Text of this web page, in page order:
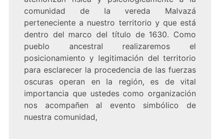
comunidad de la vereda Malvazá
perteneciente a nuestro territorio y que está
dentro del marco del título de 1630. Como
pueblo ancestral realizaremos el
posicionamiento y legitimación del territorio
para esclarecer la procedencia de las fuerzas
oscuras operan en la región, es de vital
importancia que ustedes como organización
nos acompañen al evento simbólico de
nuestra comunidad,